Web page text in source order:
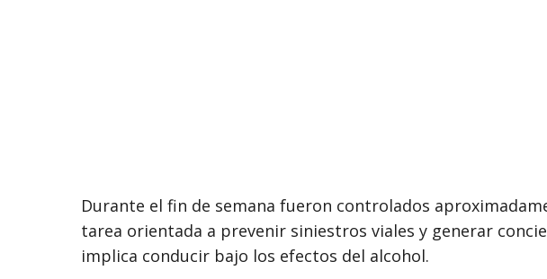
Durante el fin de semana fueron controlados
tarea orientada a prevenir siniestros viales y generar
implica conducir bajo los efectos del alcohol.